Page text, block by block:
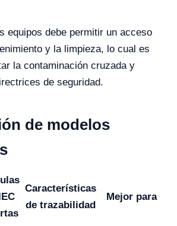
equipos debe permitir un acceso
y la limpieza, lo cual es
la contaminación cruzada y
de seguridad.
de modelos
Características
de trazabilidad
Mejor para